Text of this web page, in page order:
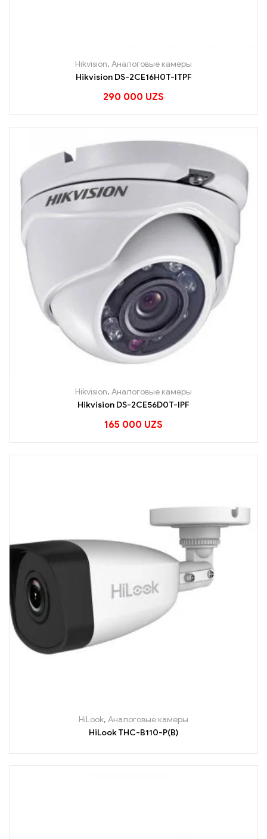
Hikvision, Аналоговые камеры
Hikvision DS-2CE16H0T-ITPF
290 000 UZS
Hikvision, Аналоговые камеры
Hikvision DS-2CE56D0T-IPF
165 000 UZS
HiLook, Аналоговые камеры
HiLook THC-B110-P(B)